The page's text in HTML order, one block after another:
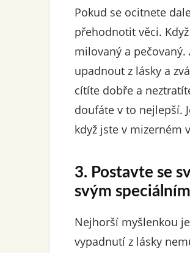
Pokud se ocitnete
přehodnotit věci.
milovaný a
upadnout z lásky a
cítíte dobře a
doufáte v to nejlepší.
když jste v mizerném
3. Postavte se
svým
Nejhorší myšlenkou
vypadnutí z lásky